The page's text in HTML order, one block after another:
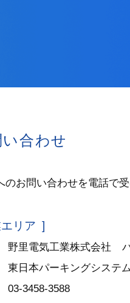
合わせ
お問い合わせを電話で受
リア ]
野里電気工業株式会社
東日本パーキングシステ
03-3458-3588